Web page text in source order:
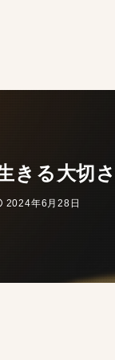
きる大切
2024年6月28日